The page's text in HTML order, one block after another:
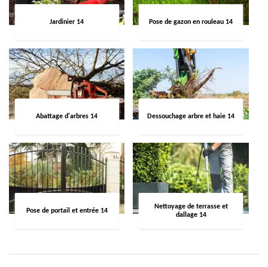
Jardinier 14 Pose de gazon en rouleau 14
Abattage d'arbres 14 Dessouchage arbre et haie 14
Pose de portail et entrée 14
Nettoyage de terrasse et
dallage 14